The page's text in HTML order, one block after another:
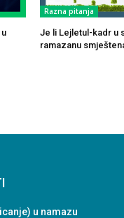
Razna pitanja
Je li Lejletul-kadr u
ramazanu
u namazu